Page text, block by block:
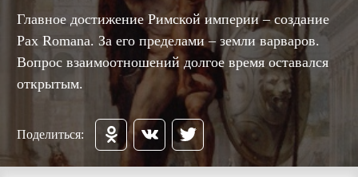
Главное достижение Римской империи – создание
Pax Romana. За его пределами – земли варваров.
Вопрос взаимоотношений долгое время оставался
открытым.
Поделиться: